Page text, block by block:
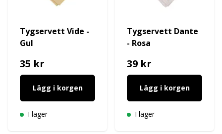
Tygservett Vide -
Gul
35 kr
Lägg i korgen
I lager
Tygservett Dante
- Rosa
39 kr
Lägg i korgen
I lager